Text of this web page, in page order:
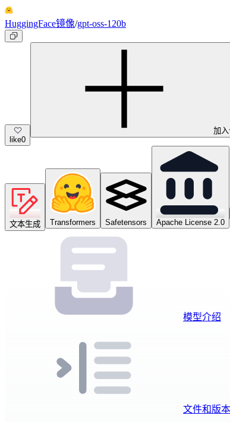
HuggingFace镜像/gpt-oss-120b
like0
加
文本生成 Transformers Safetensors Apache License 2.0
模型介绍
文件和版本